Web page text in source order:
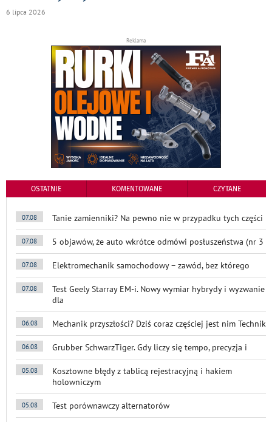
6 lipca 2026
Reklama
OSTATNIE KOMENTOWANE CZYTANE
07.08 Tanie zamienniki? Na pewno nie w przypadku tych części
07.08 5 objawów, że auto wkrótce odmówi posłuszeństwa (nr 3
07.08 Elektromechanik samochodowy – zawód, bez którego
07.08
Test Geely Starray EM-i. Nowy wymiar hybrydy i wyzwanie
dla
06.08 Mechanik przyszłości? Dziś coraz częściej jest nim Technik
06.08 Grubber SchwarzTiger. Gdy liczy się tempo, precyzja i
05.08
Kosztowne błędy z tablicą rejestracyjną i hakiem
holowniczym
05.08 Test porównawczy alternatorów